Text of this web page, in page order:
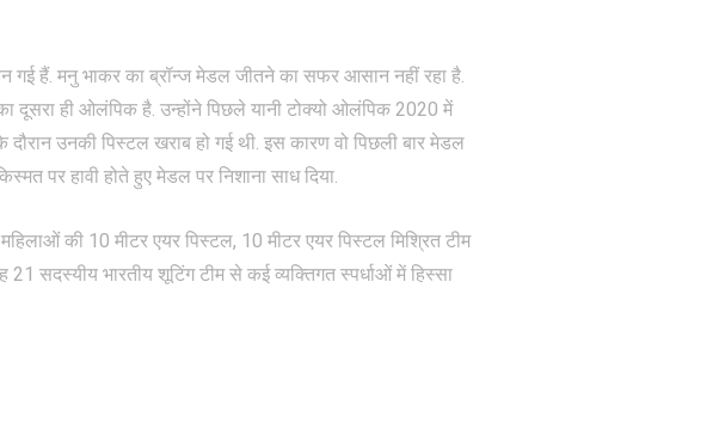
गई हैं. मनु भाकर का ब्रॉन्ज मेडल जीतने का सफर आसान नहीं रहा है.
ही ओलंपिक है. उन्होंने पिछले यानी टोक्यो ओलंपिक 2020 में
उनकी पिस्टल खराब हो गई थी. इस कारण वो पिछली बार मेडल
पर हावी होते हुए मेडल पर निशाना साध दिया.
की 10 मीटर एयर पिस्टल, 10 मीटर एयर पिस्टल मिश्रित टीम
21 सदस्यीय भारतीय शूटिंग टीम से कई व्यक्तिगत स्पर्धाओं में हिस्सा